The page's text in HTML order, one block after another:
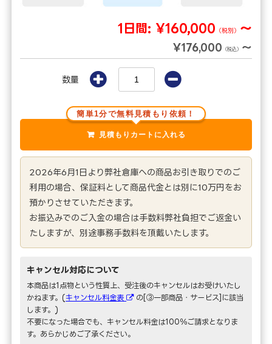
1日間: ¥160,000 （税別） ～
¥176,000 （税込） ～
数量
簡単1分で無料見積もり依頼！
2026年6月1日より弊社倉庫への商品お引き取りでのご
利用の場合、保証料として商品代金とは別に10万円をお
預かりさせていただきます。
お振込みでのご入金の場合は手数料弊社負担でご返金い
たしますが、別途事務手数料を頂戴いたします。
キャンセル対応について
本商品は1点物という性質上、受注後のキャンセルはお受けいたし
かねます。(キャンセル料金表
の[③一部商品・サービス]に該当
します。)
不要になった場合でも、キャンセル料金は100％ご請求となりま
す。あらかじめご了承ください。